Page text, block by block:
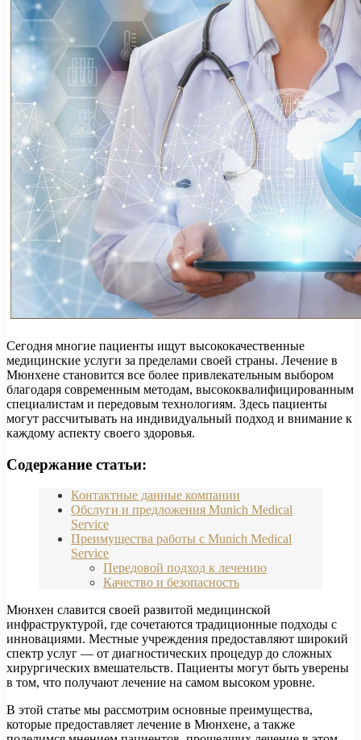
Сегодня многие пациенты ищут высококачественные
медицинские услуги за пределами своей страны. Лечение в
Мюнхене становится все более привлекательным выбором
благодаря современным методам, высококвалифицированным
специалистам и передовым технологиям. Здесь пациенты
могут рассчитывать на индивидуальный подход и внимание к
каждому аспекту своего здоровья.
Содержание статьи:
Контактные данные компании
Обслуги и предложения Munich Medical
Service
Преимущества работы с Munich Medical
Service
Передовой подход к лечению
Качество и безопасность
Мюнхен славится своей развитой медицинской
инфраструктурой, где сочетаются традиционные подходы с
инновациями. Местные учреждения предоставляют широкий
спектр услуг — от диагностических процедур до сложных
хирургических вмешательств. Пациенты могут быть уверены
в том, что получают лечение на самом высоком уровне.
В этой статье мы рассмотрим основные преимущества,
которые предоставляет лечение в Мюнхене, а также